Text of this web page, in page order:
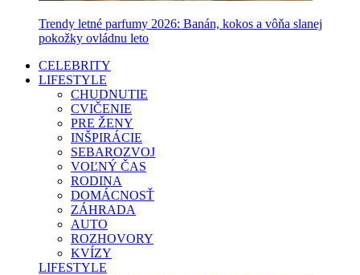
Trendy letné parfumy 2026: Banán, kokos a vôňa slanej
pokožky ovládnu leto
CELEBRITY
LIFESTYLE
CHUDNUTIE
CVIČENIE
PRE ŽENY
INŠPIRÁCIE
SEBAROZVOJ
VOĽNÝ ČAS
RODINA
DOMÁCNOSŤ
ZÁHRADA
AUTO
ROZHOVORY
KVÍZY
LIFESTYLE